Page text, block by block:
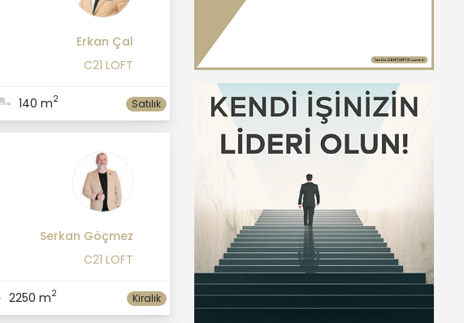
Erkan Çal
C21 LOFT
140 m2 Satılık
Serkan Göçmez
C21 LOFT
2250 m2 Kiralık